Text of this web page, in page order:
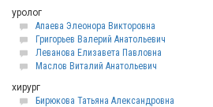
уролог
Апаева Элеонора Викторовна
Григорьев Валерий Анатольевич
Леванова Елизавета Павловна
Маслов Виталий Анатольевич
хирург
Бирюкова Татьяна Александровна